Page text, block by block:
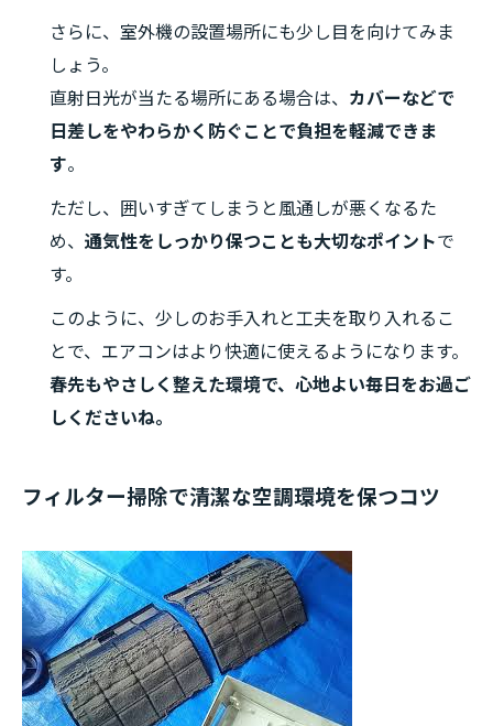
さらに、室外機の設置場所にも少し目を向けてみま
しょう。
直射日光が当たる場所にある場合は、 カバーなどで
日差しをやわらかく防ぐことで負担を軽減できま
す。
ただし、囲いすぎてしまうと風通しが悪くなるた
め、 通気性をしっかり保つことも大切なポイントで
す。
このように、少しのお手入れと工夫を取り入れるこ
とで、エアコンはより快適に使えるようになります。
春先もやさしく整えた環境で、心地よい毎日をお過ご
しくださいね。
フィルター掃除で清潔な空調環境を保つコツ